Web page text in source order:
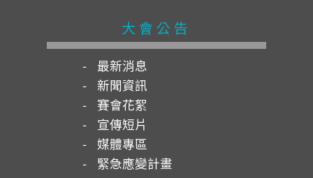
大會公告
最新消息
新聞資訊
賽會花絮
宣傳短片
媒體專區
緊急應變計畫